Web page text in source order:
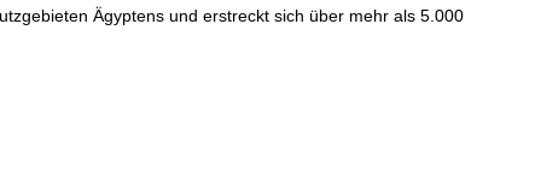
Ägyptens und erstreckt sich über mehr als 5.000